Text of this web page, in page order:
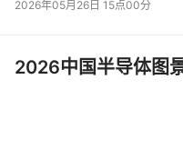
2026年05月26日 15点00分
2026中国半导体图